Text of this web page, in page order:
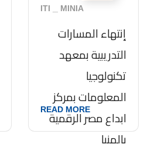
ITI MINIA
إنتهاء المسارات
التدريبية بمعهد
تكنولوجيا
المعلومات بمركز
ابداع مصر الرقمية
بالمنيا
READ MORE